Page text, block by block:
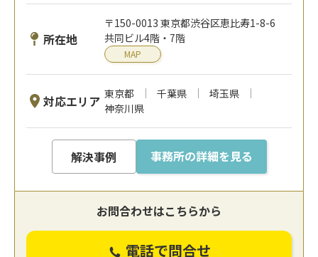
所在地
〒150-0013 東京都渋谷区恵比寿1-8-6
共同ビル4階・7階
MAP
対応エリア 東京都 千葉県
埼玉県
神奈川県
解決事例 事務所の詳細を見る
お問合わせはこちらから
電話で問合せ